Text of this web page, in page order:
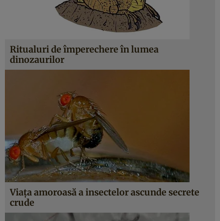
Ritualuri de împerechere în lumea
dinozaurilor
Viaţa amoroasă a insectelor ascunde secrete
crude